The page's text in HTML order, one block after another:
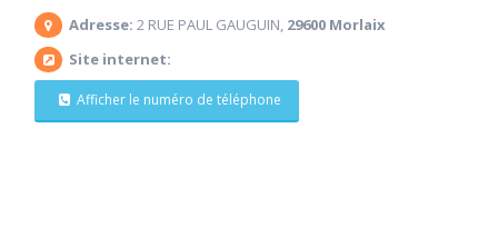
Adresse: 2 RUE PAUL GAUGUIN, 29600 Morlaix
Site internet:
Afficher le numéro de téléphone